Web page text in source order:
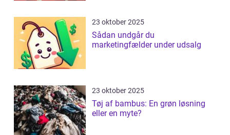
23 oktober 2025
Sådan undgår du
marketingfælder under udsalg
23 oktober 2025
Tøj af bambus: En grøn løsning
eller en myte?